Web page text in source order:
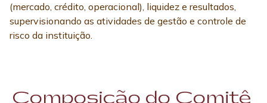
(mercado, crédito, operacional), liquidez e resultados,
supervisionando as atividades de gestão e controle de
risco da instituição.
Composição do Comitê